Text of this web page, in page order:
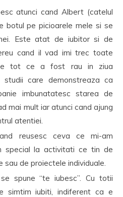
atunci cand Albert (catelul
botul pe picioarele mele si se
Este atat de iubitor si de
cand il vad imi trec toate
tot ce a fost rau in ziua
studii care demonstreaza ca
imbunatatesc starea de
mai mult iar atunci cand ajung
atentiei.
reusesc ceva ce mi-am
special la activitati ce tin de
sau de proiectele individuale.
spune “te iubesc”. Cu totii
simtim iubiti, indiferent ca e